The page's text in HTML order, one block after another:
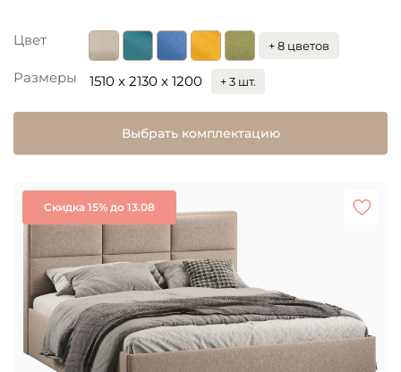
Цвет + 8 цветов
Размеры 1510 x 2130 x 1200 + 3 шт.
Выбрать комплектацию
Скидка 15% до 13.08